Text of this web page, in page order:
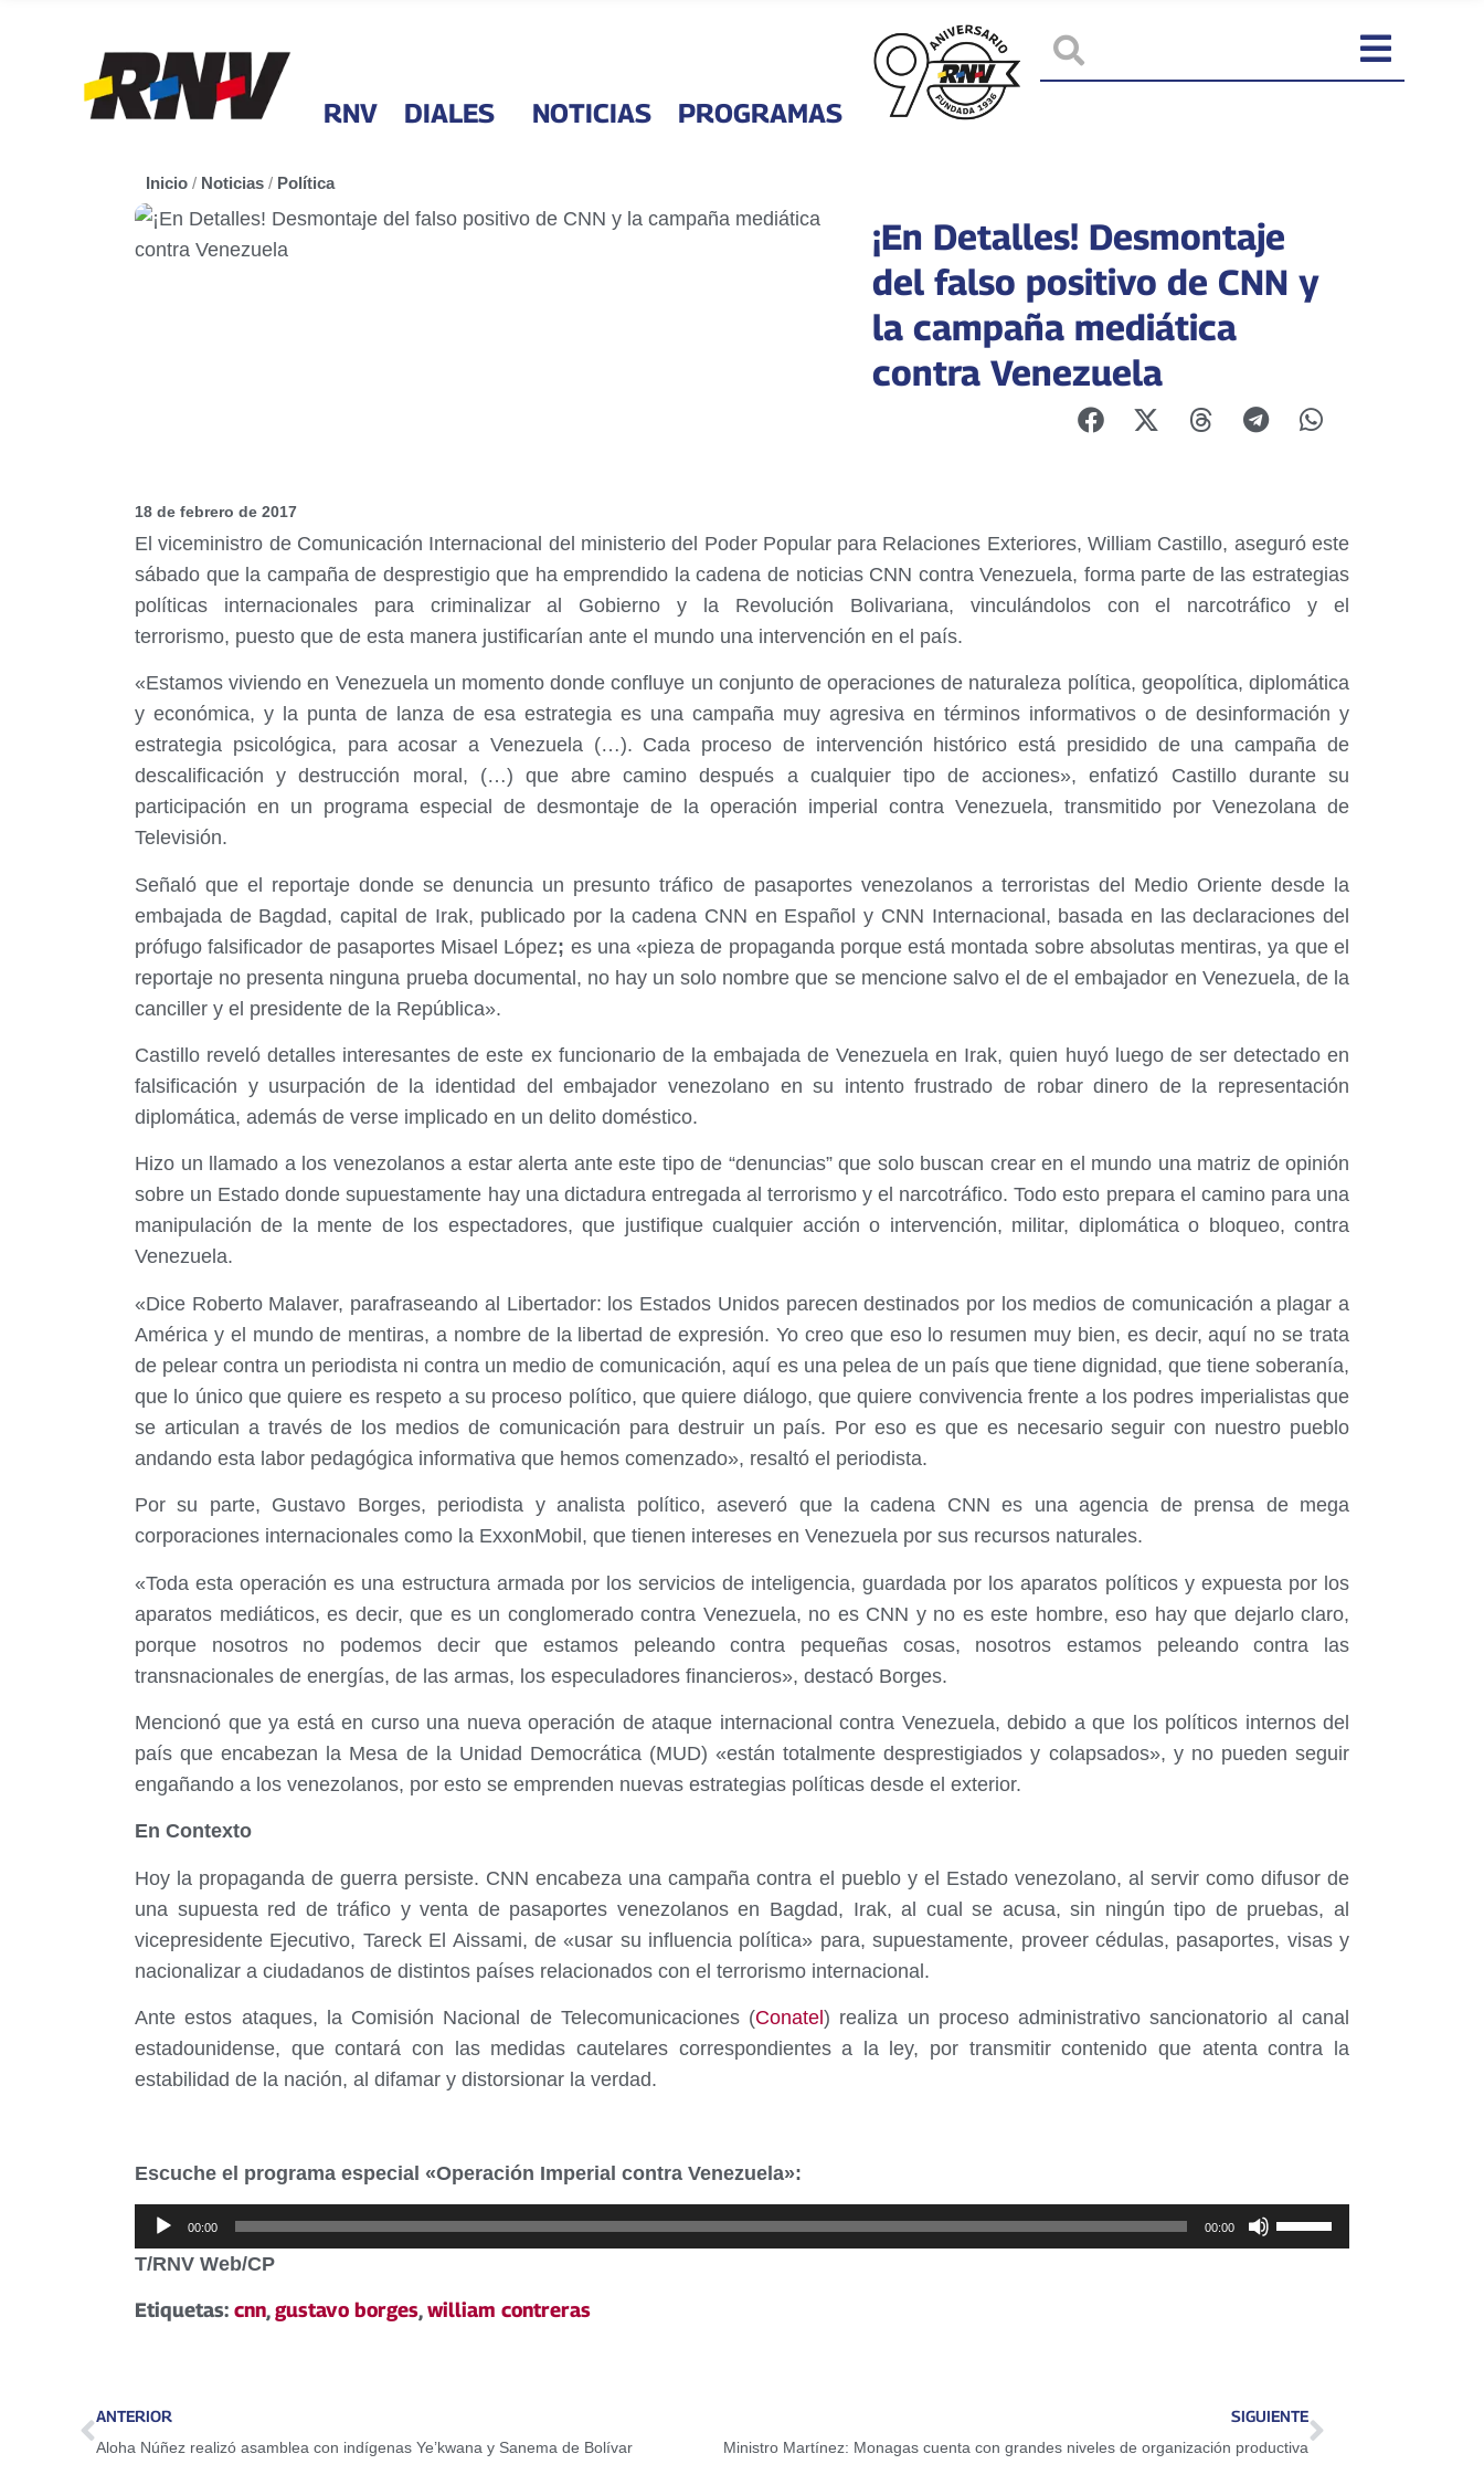
RNV DIALES NOTICIAS PROGRAMAS
Inicio / Noticias / Política
¡En Detalles! Desmontaje
del falso positivo de CNN y
la campaña mediática
contra Venezuela
18 de febrero de 2017
El viceministro de Comunicación Internacional del ministerio del Poder Popular para Relaciones Exteriores, William Castillo, aseguró este
sábado que la campaña de desprestigio que ha emprendido la cadena de noticias CNN contra Venezuela, forma parte de las estrategias
políticas internacionales para criminalizar al Gobierno y la Revolución Bolivariana, vinculándolos con el narcotráfico y el
terrorismo, puesto que de esta manera justificarían ante el mundo una intervención en el país.
«Estamos viviendo en Venezuela un momento donde confluye un conjunto de operaciones de naturaleza política, geopolítica, diplomática
y económica, y la punta de lanza de esa estrategia es una campaña muy agresiva en términos informativos o de desinformación y
estrategia psicológica, para acosar a Venezuela (…). Cada proceso de intervención histórico está presidido de una campaña de
descalificación y destrucción moral, (…) que abre camino después a cualquier tipo de acciones», enfatizó Castillo durante su
participación en un programa especial de desmontaje de la operación imperial contra Venezuela, transmitido por Venezolana de
Televisión.
Señaló que el reportaje donde se denuncia un presunto tráfico de pasaportes venezolanos a terroristas del Medio Oriente desde la
embajada de Bagdad, capital de Irak, publicado por la cadena CNN en Español y CNN Internacional, basada en las declaraciones del
prófugo falsificador de pasaportes Misael López; es una «pieza de propaganda porque está montada sobre absolutas mentiras, ya que el
reportaje no presenta ninguna prueba documental, no hay un solo nombre que se mencione salvo el de el embajador en Venezuela, de la
canciller y el presidente de la República».
Castillo reveló detalles interesantes de este ex funcionario de la embajada de Venezuela en Irak, quien huyó luego de ser detectado en
falsificación y usurpación de la identidad del embajador venezolano en su intento frustrado de robar dinero de la representación
diplomática, además de verse implicado en un delito doméstico.
Hizo un llamado a los venezolanos a estar alerta ante este tipo de “denuncias” que solo buscan crear en el mundo una matriz de opinión
sobre un Estado donde supuestamente hay una dictadura entregada al terrorismo y el narcotráfico. Todo esto prepara el camino para una
manipulación de la mente de los espectadores, que justifique cualquier acción o intervención, militar, diplomática o bloqueo, contra
Venezuela.
«Dice Roberto Malaver, parafraseando al Libertador: los Estados Unidos parecen destinados por los medios de comunicación a plagar a
América y el mundo de mentiras, a nombre de la libertad de expresión. Yo creo que eso lo resumen muy bien, es decir, aquí no se trata
de pelear contra un periodista ni contra un medio de comunicación, aquí es una pelea de un país que tiene dignidad, que tiene soberanía,
que lo único que quiere es respeto a su proceso político, que quiere diálogo, que quiere convivencia frente a los podres imperialistas que
se articulan a través de los medios de comunicación para destruir un país. Por eso es que es necesario seguir con nuestro pueblo
andando esta labor pedagógica informativa que hemos comenzado», resaltó el periodista.
Por su parte, Gustavo Borges, periodista y analista político, aseveró que la cadena CNN es una agencia de prensa de mega
corporaciones internacionales como la ExxonMobil, que tienen intereses en Venezuela por sus recursos naturales.
«Toda esta operación es una estructura armada por los servicios de inteligencia, guardada por los aparatos políticos y expuesta por los
aparatos mediáticos, es decir, que es un conglomerado contra Venezuela, no es CNN y no es este hombre, eso hay que dejarlo claro,
porque nosotros no podemos decir que estamos peleando contra pequeñas cosas, nosotros estamos peleando contra las
transnacionales de energías, de las armas, los especuladores financieros», destacó Borges.
Mencionó que ya está en curso una nueva operación de ataque internacional contra Venezuela, debido a que los políticos internos del
país que encabezan la Mesa de la Unidad Democrática (MUD) «están totalmente desprestigiados y colapsados», y no pueden seguir
engañando a los venezolanos, por esto se emprenden nuevas estrategias políticas desde el exterior.
En Contexto
Hoy la propaganda de guerra persiste. CNN encabeza una campaña contra el pueblo y el Estado venezolano, al servir como difusor de
una supuesta red de tráfico y venta de pasaportes venezolanos en Bagdad, Irak, al cual se acusa, sin ningún tipo de pruebas, al
vicepresidente Ejecutivo, Tareck El Aissami, de «usar su influencia política» para, supuestamente, proveer cédulas, pasaportes, visas y
nacionalizar a ciudadanos de distintos países relacionados con el terrorismo internacional.
Ante estos ataques, la Comisión Nacional de Telecomunicaciones (Conatel) realiza un proceso administrativo sancionatorio al canal
estadounidense, que contará con las medidas cautelares correspondientes a la ley, por transmitir contenido que atenta contra la
estabilidad de la nación, al difamar y distorsionar la verdad.
Escuche el programa especial «Operación Imperial contra Venezuela»:
Reproductor
de
00:00 00:00
Utiliza
las
para
aumentar
T/RNV Web/CP
Etiquetas: cnn,gustavo borges,william contreras
ANTERIOR
Aloha Núñez realizó asamblea con indígenas Ye’kwana y Sanema de Bolívar
SIGUIENTE
Ministro Martínez: Monagas cuenta con grandes niveles de organización productiva